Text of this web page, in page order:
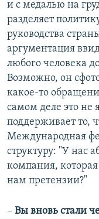
и с медалью на
разделяет
руководства
аргументация
любого человека
Возможно, он
какое-то
самом деле это не
поддерживает то,
Международная
структуру: "У нас
компания,
нам претензии?"
– Вы вновь стали